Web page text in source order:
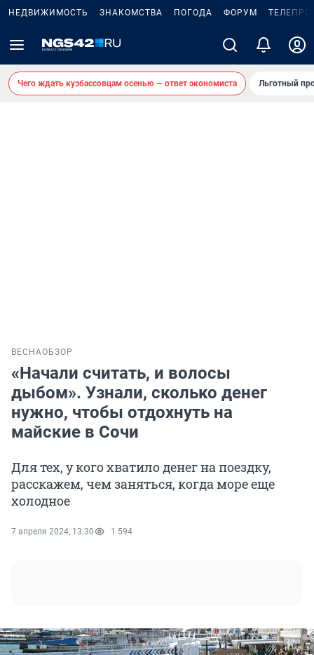
НЕДВИЖИМОСТЬ ЗНАКОМСТВА ПОГОДА ФОРУМ
Чего ждать кузбассовцам осенью — ответ экономиста Льготный
ВЕСНАОБЗОР
«Начали считать, и волосы
дыбом». Узнали, сколько денег
нужно, чтобы отдохнуть на
майские в Сочи
Для тех, у кого хватило денег на поездку,
расскажем, чем заняться, когда море еще
холодное
7 апреля 2024, 13:30 1 594